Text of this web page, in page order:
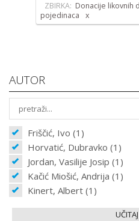
ZBIRKA: Donacije likovnih
pojedinaca
AUTOR
Friščić, Ivo (1)
Horvatić, Dubravko (1)
Jordan, Vasilije Josip (1)
Kačić Miošić, Andrija (1)
Kinert, Albert (1)